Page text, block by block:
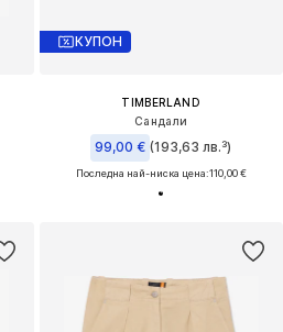
КУПОН
TIMBERLAND
Сандали
99,00 € (193,63 лв.³)
Последна най-ниска цена:110,00 €